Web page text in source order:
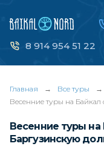
8 914 954 51 22
Главная → Все туры
→
Весенние туры на
Весенние туры на
Баргузинскую